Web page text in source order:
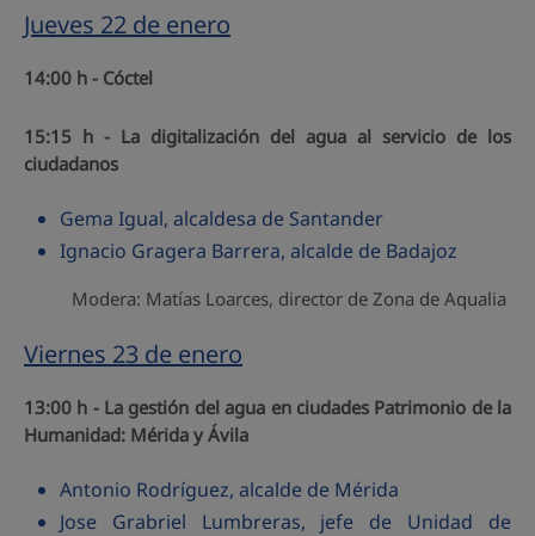
Jueves 22 de enero
14:00 h - Cóctel
15:15 h - La digitalización del agua al servicio de los
ciudadanos
Gema Igual, alcaldesa de Santander
Ignacio Gragera Barrera, alcalde de Badajoz
Modera: Matías Loarces, director de Zona de Aqualia
Viernes 23 de enero
13:00 h - La gestión del agua en ciudades Patrimonio de la
Humanidad: Mérida y Ávila
Antonio Rodríguez, alcalde de Mérida
Jose Grabriel Lumbreras, jefe de Unidad de